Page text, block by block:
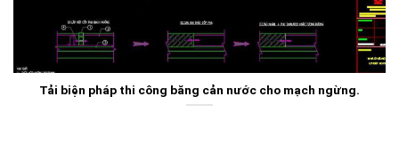
Tải biện pháp thi công băng cản nước cho mạch ngừng.